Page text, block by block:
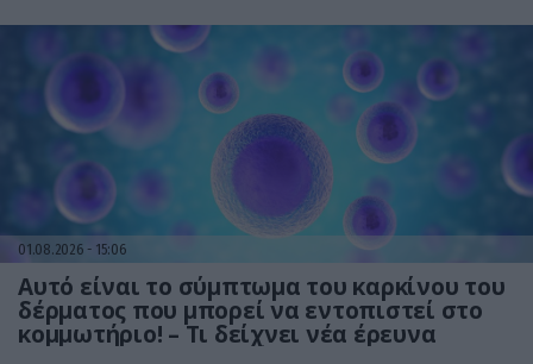
01.08.2026 15:06
Αυτό είναι το σύμπτωμα του καρκίνου του
δέρματος που μπορεί να εντοπιστεί στο
κομμωτήριο! – Τι δείχνει νέα έρευνα